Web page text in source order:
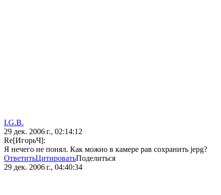
I.G.B.
29 дек. 2006 г., 02:14:12
Re[ИгорьЧ]:
Я нечего не понял. Как можно в камере рав сохранить jepg?
ОтветитьЦитироватьПоделиться
29 дек. 2006 г., 04:40:34